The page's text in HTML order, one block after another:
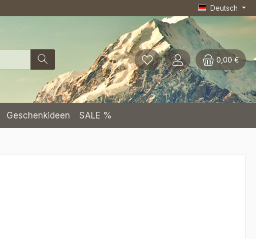
Deutsch
0,00 €
Geschenkideen SALE %